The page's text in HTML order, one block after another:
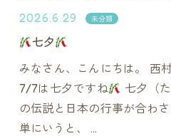
2026.6.29 未分類
七夕
みなさん、こんにちは。 西
7/7は七夕ですね
七夕（
の伝説と日本の行事が合わ
単にいうと、 ...